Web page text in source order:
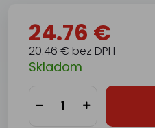
24.76 €
20.46 € bez DPH
Skladom